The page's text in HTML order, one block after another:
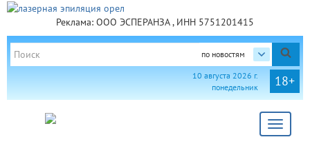
Реклама: ООО ЭСПЕРАНЗА , ИНН 5751201415
по новостям
18+
10 августа 2026 г.
понедельник
Toggle